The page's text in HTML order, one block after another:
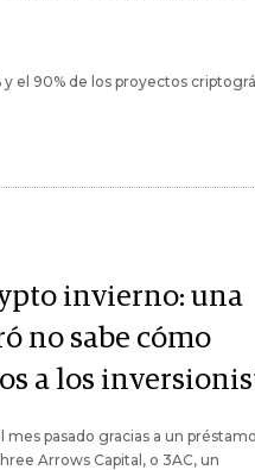
el 90% de los proyectos
invierno: una
no sabe cómo
a los
pasado gracias a un
Arrows Capital, o 3AC, un